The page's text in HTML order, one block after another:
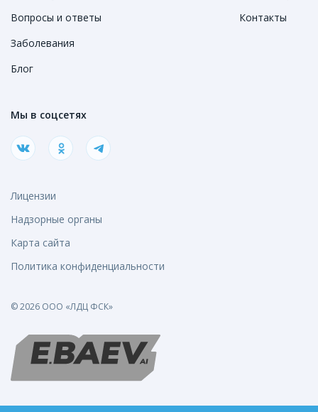
Вопросы и ответы
Заболевания
Блог
Контакты
Мы в соцсетях
Лицензии
Надзорные органы
Карта сайта
Политика конфиденциальности
© 2026 ООО «ЛДЦ ФСК»